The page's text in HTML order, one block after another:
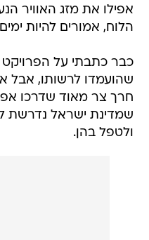
אפילו את מזג האוויר
הלוח, אמורים להיות
כבר כתבתי על
שהועמדו לרשותו,
חרך צר מאוד שדרכו
שמדינת ישראל נדרשת
ולטפל בהן.